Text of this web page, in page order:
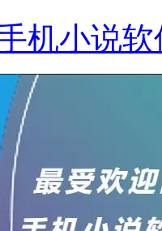
机小说软